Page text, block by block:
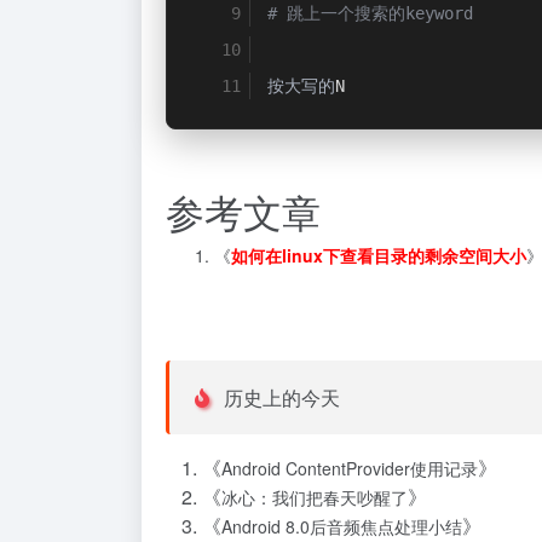
# 跳上一个搜索的keyword
按大写的N
参考文章
《如何在linux下查看目录的剩余空间大小》
历史上的今天
《Android ContentProvider使用记录》
《冰心：我们把春天吵醒了》
《Android 8.0后音频焦点处理小结》